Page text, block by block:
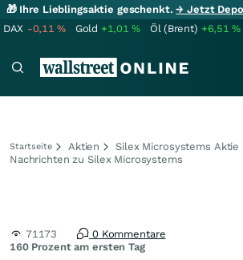
🎁 Ihre Lieblingsaktie geschenkt.→ Jetzt
DAX -0,11% Gold +1,01% Öl (Brent) +6,51%
Startseite Aktien
Silex Microsystems Aktie
Nachrichten zu Silex Microsystems
160 Prozent am ersten Tag
71173 0 Kommentare